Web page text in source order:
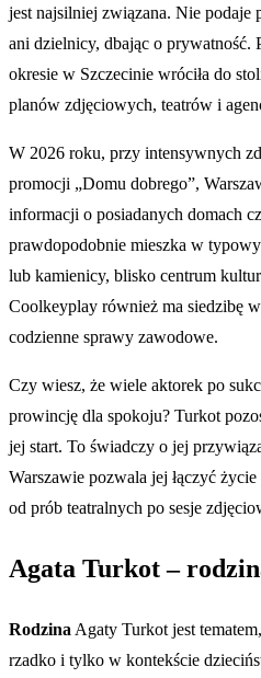
jest najsilniej związana. Nie podaje
ani dzielnicy, dbając o
okresie w Szczecinie wróciła do
planów zdjęciowych, teatrów i
W 2026 roku, przy intensywnych
promocji „Domu dobrego”,
informacji o posiadanych domach
prawdopodobnie mieszka w
lub kamienicy, blisko centrum
Coolkeyplay również ma siedzibę
codzienne sprawy zawodowe.
Czy wiesz, że wiele aktorek po
prowincję dla spokoju? Turkot
jej start. To świadczy o jej
Warszawie pozwala jej łączyć
od prób teatralnych po sesje
Agata Turkot –
Rodzina Agaty Turkot jest
rzadko i tylko w kontekście